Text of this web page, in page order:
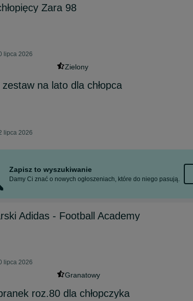
Zara 98
lipca 2026
Zielony
na lato dla chłopca
lipca 2026
Zapisz to wyszukiwanie
Damy Ci znać o nowych ogłoszeniach, które do niego pasują.
Adidas - Football Academy
lipca 2026
Granatowy
roz.80 dla chłopczyka